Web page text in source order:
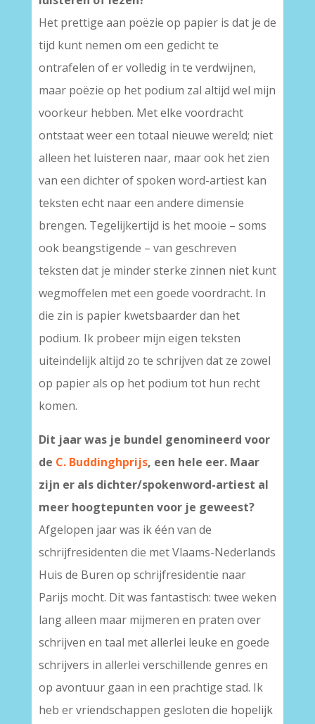
Het prettige aan poëzie op papier is dat je de
tijd kunt nemen om een gedicht te
ontrafelen of er volledig in te verdwijnen,
maar poëzie op het podium zal altijd wel mijn
voorkeur hebben. Met elke voordracht
ontstaat weer een totaal nieuwe wereld; niet
alleen het luisteren naar, maar ook het zien
van een dichter of spoken word-artiest kan
teksten echt naar een andere dimensie
brengen. Tegelijkertijd is het mooie – soms
ook beangstigende – van geschreven
teksten dat je minder sterke zinnen niet kunt
wegmoffelen met een goede voordracht. In
die zin is papier kwetsbaarder dan het
podium. Ik probeer mijn eigen teksten
uiteindelijk altijd zo te schrijven dat ze zowel
op papier als op het podium tot hun recht
komen.
Dit jaar was je bundel genomineerd voor
de C. Buddinghprijs, een hele eer. Maar
zijn er als dichter/spokenword-artiest al
meer hoogtepunten voor je geweest?
Afgelopen jaar was ik één van de
schrijfresidenten die met Vlaams-Nederlands
Huis de Buren op schrijfresidentie naar
Parijs mocht. Dit was fantastisch: twee weken
lang alleen maar mijmeren en praten over
schrijven en taal met allerlei leuke en goede
schrijvers in allerlei verschillende genres en
op avontuur gaan in een prachtige stad. Ik
heb er vriendschappen gesloten die hopelijk